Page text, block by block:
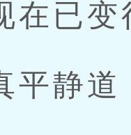
已变
静道